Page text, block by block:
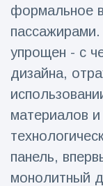
за
формальное
упрощен - с
дизайна,
материалов и
панель,
монолитный